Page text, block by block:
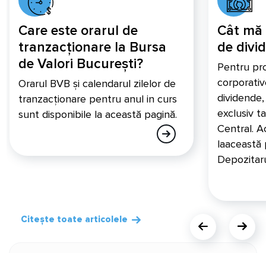
Care este orarul de
tranzacționare la Bursa
de Valori București?
Orarul BVB și calendarul zilelor de
tranzacționare pentru anul in curs
sunt disponibile la această pagină.
Cât
de
Pentru
exclusiv
Central.
laaceastă
Citește toate articolele